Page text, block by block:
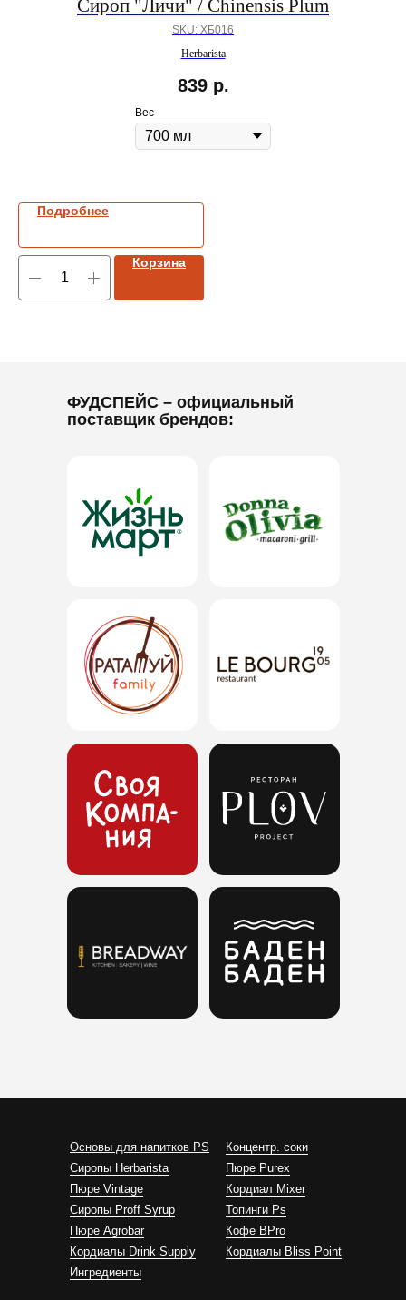
Сироп "Личи" / Chinensis Plum
SKU: ХБ016
Herbarista
839 р.
Вес
Подробнее
Корзина
ФУДСПЕЙС – официальный
поставщик брендов:
Основы для напитков PS
Сиропы Herbarista
Пюре Vintage
Cиропы Proff Syrup
Пюре Agrobar
Кордиалы Drink Supply
Ингредиенты
Концентр. соки
Пюре Purex
Кордиал Mixer
Топинги Ps
Кофе BPro
Кордиалы Bliss Point